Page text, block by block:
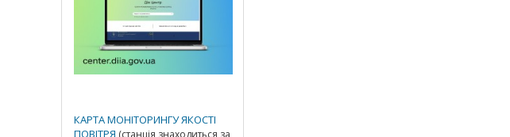
КАРТА МОНІТОРИНГУ ЯКОСТІ
ПОВІТРЯ (станція знаходиться за